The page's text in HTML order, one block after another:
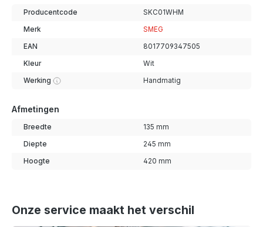
Producentcode SKC01WHM
Merk SMEG
EAN 8017709347505
Kleur Wit
Werking Handmatig
Afmetingen
Breedte 135 mm
Diepte 245 mm
Hoogte 420 mm
Onze service maakt het verschil